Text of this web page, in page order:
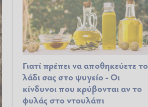
Γιατί πρέπει να αποθηκεύετε το
λάδι σας στο ψυγείο - Οι
κίνδυνοι που κρύβονται αν το
φυλάς στο ντουλάπι